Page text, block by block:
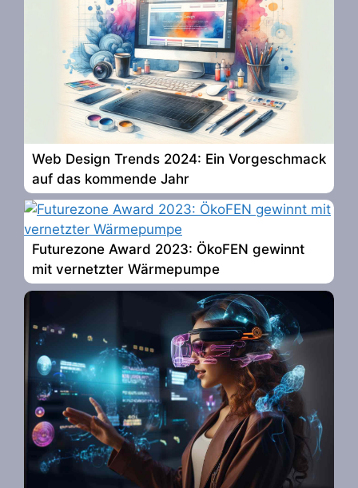
Web Design Trends 2024: Ein Vorgeschmack
auf das kommende Jahr
Futurezone Award 2023: ÖkoFEN gewinnt
mit vernetzter Wärmepumpe